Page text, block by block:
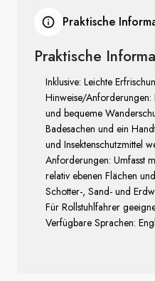
Praktische
Praktische
Inklusive: Leichte
Hinweise/Anforderungen:
und bequeme
Badesachen und ein
und Insektenschutzmittel
Anforderungen: Umfasst
relativ ebenen Flächen
Schotter-, Sand- und
Für Rollstuhlfahrer
Verfügbare Sprachen: